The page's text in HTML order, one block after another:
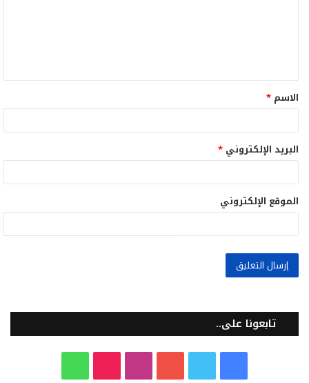
ق
*
الاسم *
البريد الإلكتروني *
الموقع الإلكتروني
تابعونا على..